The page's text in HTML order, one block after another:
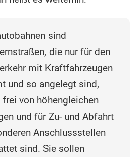
sind
die nur für den
mit Kraftfahrzeugen
und so angelegt sind,
von höhengleichen
und für Zu- und Abfahrt
Anschlussstellen
sind. Sie sollen